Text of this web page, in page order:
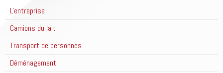
L'entreprise
Camions du lait
Transport de personnes
Déménagement